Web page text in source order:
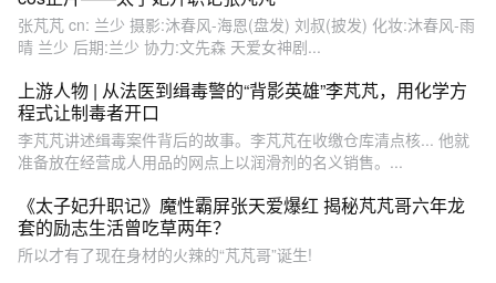
张芃芃 cn: 兰少 摄影:沐春风-海恩(盘发) 刘叔(披发) 化妆:沐春风-雨
晴 兰少 后期:兰少 协力:文先森 天爱女神剧...
上游人物 | 从法医到缉毒警的“背影英雄”李芃芃，用化学方
程式让制毒者开口
李芃芃讲述缉毒案件背后的故事。李芃芃在收缴仓库清点核... 他就
准备放在经营成人用品的网点上以润滑剂的名义销售。...
《太子妃升职记》魔性霸屏张天爱爆红 揭秘芃芃哥六年龙
套的励志生活曾吃草两年？
所以才有了现在身材的火辣的“芃芃哥”诞生!